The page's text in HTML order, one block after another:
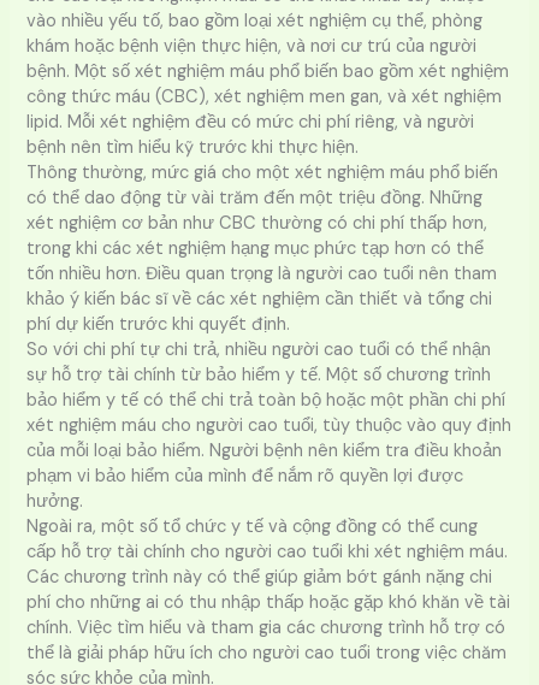
vào nhiều yếu tố, bao gồm loại xét nghiệm cụ thể, phòng
khám hoặc bệnh viện thực hiện, và nơi cư trú của người
bệnh. Một số xét nghiệm máu phổ biến bao gồm xét nghiệm
công thức máu (CBC), xét nghiệm men gan, và xét nghiệm
lipid. Mỗi xét nghiệm đều có mức chi phí riêng, và người
bệnh nên tìm hiểu kỹ trước khi thực hiện.
Thông thường, mức giá cho một xét nghiệm máu phổ biến
có thể dao động từ vài trăm đến một triệu đồng. Những
xét nghiệm cơ bản như CBC thường có chi phí thấp hơn,
trong khi các xét nghiệm hạng mục phức tạp hơn có thể
tốn nhiều hơn. Điều quan trọng là người cao tuổi nên tham
khảo ý kiến bác sĩ về các xét nghiệm cần thiết và tổng chi
phí dự kiến trước khi quyết định.
So với chi phí tự chi trả, nhiều người cao tuổi có thể nhận
sự hỗ trợ tài chính từ bảo hiểm y tế. Một số chương trình
bảo hiểm y tế có thể chi trả toàn bộ hoặc một phần chi phí
xét nghiệm máu cho người cao tuổi, tùy thuộc vào quy định
của mỗi loại bảo hiểm. Người bệnh nên kiểm tra điều khoản
phạm vi bảo hiểm của mình để nắm rõ quyền lợi được
hưởng.
Ngoài ra, một số tổ chức y tế và cộng đồng có thể cung
cấp hỗ trợ tài chính cho người cao tuổi khi xét nghiệm máu.
Các chương trình này có thể giúp giảm bớt gánh nặng chi
phí cho những ai có thu nhập thấp hoặc gặp khó khăn về tài
chính. Việc tìm hiểu và tham gia các chương trình hỗ trợ có
thể là giải pháp hữu ích cho người cao tuổi trong việc chăm
sóc sức khỏe của mình.